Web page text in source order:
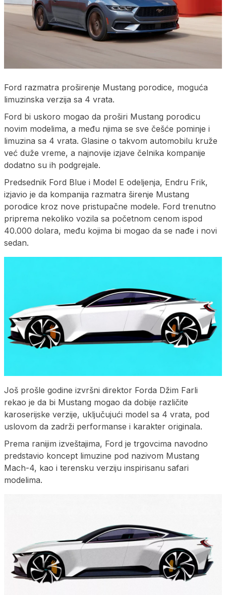
Ford razmatra proširenje Mustang porodice, moguća
limuzinska verzija sa 4 vrata.
Ford bi uskoro mogao da proširi Mustang porodicu
novim modelima, a među njima se sve češće pominje i
limuzina sa 4 vrata. Glasine o takvom automobilu kruže
već duže vreme, a najnovije izjave čelnika kompanije
dodatno su ih podgrejale.
Predsednik Ford Blue i Model E odeljenja, Endru Frik,
izjavio je da kompanija razmatra širenje Mustang
porodice kroz nove pristupačne modele. Ford trenutno
priprema nekoliko vozila sa početnom cenom ispod
40.000 dolara, među kojima bi mogao da se nađe i novi
sedan.
Još prošle godine izvršni direktor Forda Džim Farli
rekao je da bi Mustang mogao da dobije različite
karoserijske verzije, uključujući model sa 4 vrata, pod
uslovom da zadrži performanse i karakter originala.
Prema ranijim izveštajima, Ford je trgovcima navodno
predstavio koncept limuzine pod nazivom Mustang
Mach-4, kao i terensku verziju inspirisanu safari
modelima.